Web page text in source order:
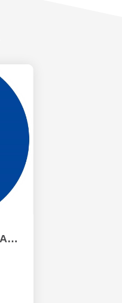
A LOUER - PLACE DE PARKING - CENTRE VILLE /SAINT BRIEUC